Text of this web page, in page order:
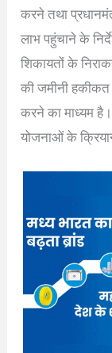
करने तथा
लाभ पहुंचाने के
शिकायतों के
की जमीनी हकीकत
करने का माध्यम है।
योजनाओं के